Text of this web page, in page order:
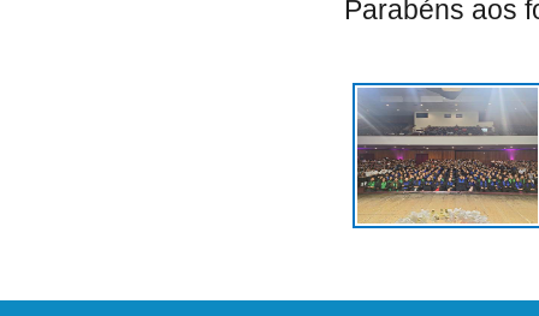
Parabéns aos